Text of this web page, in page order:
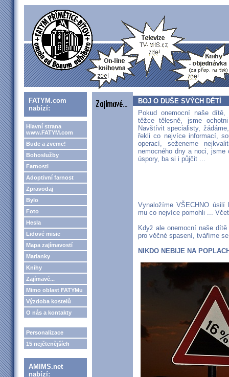
FATYM.com
nabízí:
Hlavní strana
www.FATYM.com
Bude a zveme!
Bohoslužby
Farnosti
Adoptivní farnost
Zpravodaj
Bylo
Foto
Hesla
Lidové misie
Mapa zajímavostí
Marianky
Knihy
Zajímavé...
Mimo oblast FATYMu
Výzdoba kostelů
O nás a kontakty
Personalizace
15 nejčtenějších
AMIMS.net
nabízí:
BOJ O DUŠE SVÝCH DĚTÍ
Pokud onemocní naše
těžce tělesně, jsme
Navštívit specialisty,
řekli co nejvíce informací,
operací, seženeme
nemocného dny a noci, jsme
úspory, ba si i půjčit ...
Vynaložíme VŠECHNO
mu co nejvíce pomohli ...
Když ale onemocní naše
pro věčné spasení, tváříme
NIKDO NEBIJE NA